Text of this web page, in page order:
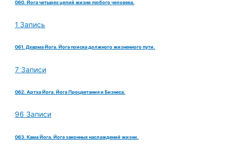
060. Йога четырех целий жизни любого человека.
1 Запись
061. Дхарма Йога. Йога поиска должного жизненного пути.
7 Записи
062. Артха Йога. Йога Процветания и Бизнеса.
96 Записи
063. Кама Йога. Йога законных наслаждений жизни.